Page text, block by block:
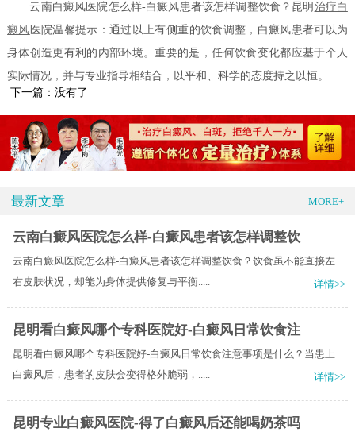
云南白癜风医院怎么样-白癜风患者该怎样调整饮食？昆明 治疗白
癜风 医院温馨提示：通过以上有侧重的饮食调整，白癜风患者可以为
身体创造更有利的内部环境。重要的是，任何饮食变化都应基于个人
实际情况，并与专业指导相结合，以平和、科学的态度持之以恒。
下一篇：没有了
最新文章 MORE+
云南白癜风医院怎么样-白癜风患者该怎样调整饮
云南白癜风医院怎么样-白癜风患者该怎样调整饮食？饮食虽不能直接左
右皮肤状况，却能为身体提供修复与平衡.....
详情>>
昆明看白癜风哪个专科医院好-白癜风日常饮食注
昆明看白癜风哪个专科医院好-白癜风日常饮食注意事项是什么？当患上
白癜风后，患者的皮肤会变得格外脆弱，.....
详情>>
昆明专业白癜风医院-得了白癜风后还能喝奶茶吗